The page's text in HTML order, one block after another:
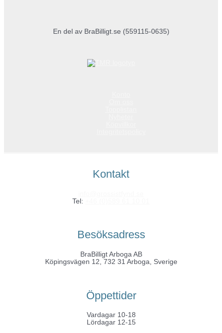
En del av BraBilligt.se (559115-0635)
Kontakt
Tel:
Besöksadress
BraBilligt Arboga AB
Köpingsvägen 12, 732 31 Arboga, Sverige
Öppettider
Vardagar 10-18
Lördagar 12-15